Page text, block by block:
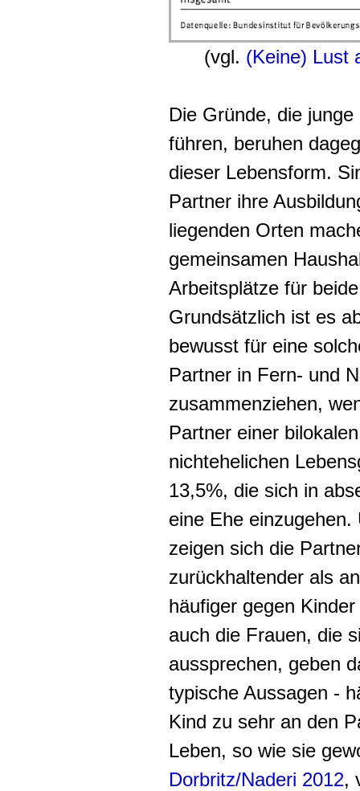
(vgl. (Keine) Lust
Die Gründe, die
führen, beruhen
dieser Lebensform.
Partner ihre
liegenden Orten
gemeinsamen
Arbeitsplätze für
Grundsätzlich ist es
bewusst für eine
Partner in Fern- und
zusammenziehen,
Partner einer
nichtehelichen
13,5%, die sich in
eine Ehe
zeigen sich die
zurückhaltender als
häufiger gegen
auch die Frauen, die
aussprechen, geben
typische Aussagen -
Kind zu sehr an den
Leben, so wie sie
Dorbritz/Naderi 2012,